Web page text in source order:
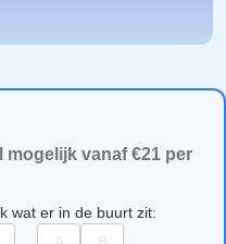
vanaf €21 per
wat er in de buurt zit: